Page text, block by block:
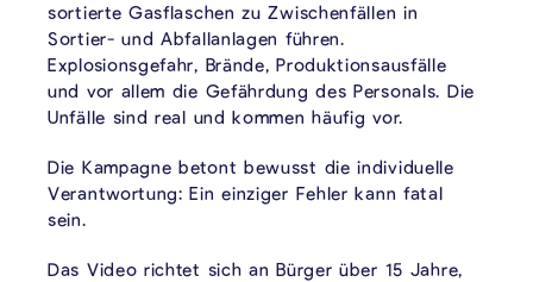
sortierte Gasflaschen zu Zwischenfällen in
Sortier- und Abfallanlagen führen.
Explosionsgefahr, Brände, Produktionsausfälle
und vor allem die Gefährdung des Personals. Die
Unfälle sind real und kommen häufig vor.
Die Kampagne betont bewusst die individuelle
Verantwortung: Ein einziger Fehler kann fatal
sein.
Das Video richtet sich an Bürger über 15 Jahre,